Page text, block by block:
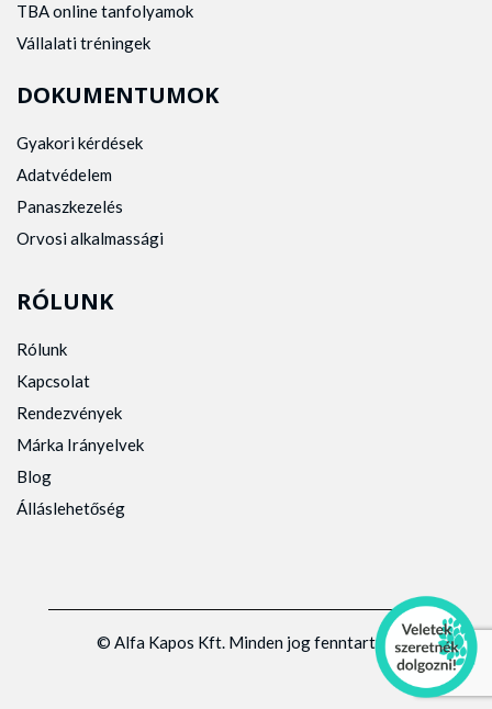
TBA online tanfolyamok
Vállalati tréningek
DOKUMENTUMOK
Gyakori kérdések
Adatvédelem
Panaszkezelés
Orvosi alkalmassági
RÓLUNK
Rólunk
Kapcsolat
Rendezvények
Márka Irányelvek
Blog
Álláslehetőség
© Alfa Kapos Kft. Minden jog fenntartva.